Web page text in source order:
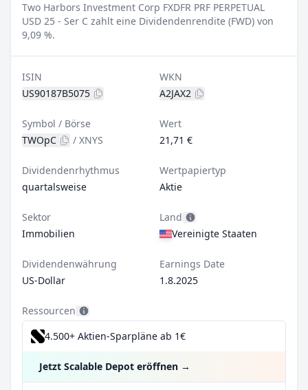
Two Harbors Investment Corp FXDFR PRF PERPETUAL
USD 25 - Ser C zahlt eine Dividendenrendite (FWD) von
9,09 %.
ISIN
US90187B5075
WKN
A2JAX2
Symbol / Börse
TWOpC
/ XNYS
Wert
21,71 €
Dividendenrhythmus
quartalsweise
Wertpapiertyp
Aktie
Sektor
Immobilien
Land
Vereinigte Staaten
Dividendenwährung
US-Dollar
Earnings Date
1.8.2025
Ressourcen
4.500+ Aktien-Sparpläne ab 1€
Jetzt Scalable Depot eröffnen →